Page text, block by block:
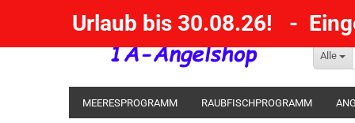
Alle
Urlaub bis 30.08.26! -
MEERESPROGRAMM RAUBFISCHPROGRAMM